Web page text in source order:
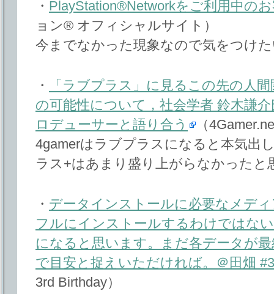
・ PlayStation®Networkをご利用中の
ョン® オフィシャルサイト）
今までなかった現象なので気をつけ
・
「ラブプラス」に見るこの先の人
の可能性について，社会学者 鈴木謙
ロデューサーと語り合う
（
4gamerはラブプラスになると本気出
ラス+はあまり盛り上がらなかったと
・ データインストールに必要なメデ
フルにインストールするわけではな
になると思います。まだ各データが
で目安と捉えいただければ。＠田畑
3rd Birthday）